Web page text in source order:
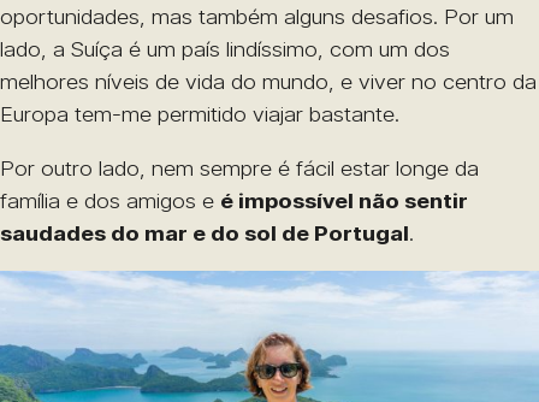
oportunidades, mas também alguns desafios. Por um
lado, a Suíça é um país lindíssimo, com um dos
melhores níveis de vida do mundo, e viver no centro da
Europa tem-me permitido viajar bastante.
Por outro lado, nem sempre é fácil estar longe da
família e dos amigos e é impossível não sentir
saudades do mar e do sol de Portugal.